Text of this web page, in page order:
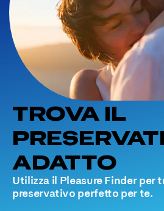
TROVA IL
ADATTO
Utilizza il Pleasure Finder per
preservativo perfetto per te.